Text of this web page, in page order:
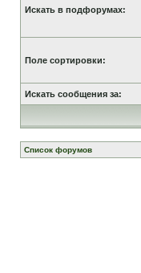
Искать в подфорумах:
Поле сортировки:
Искать сообщения за:
Список форумов